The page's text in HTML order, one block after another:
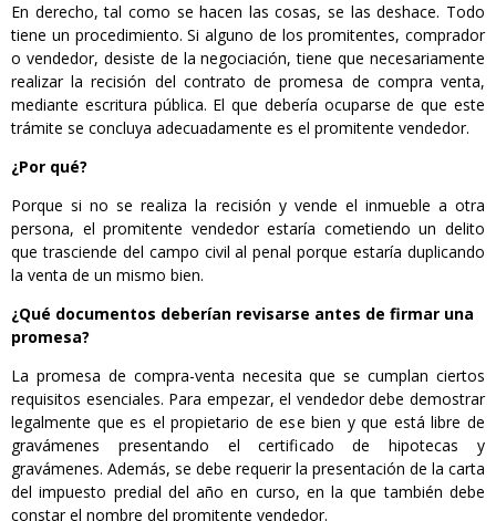
En derecho, tal como se hacen las cosas, se las deshace. Todo
tiene un procedimiento. Si alguno de los promitentes, comprador
o vendedor, desiste de la negociación, tiene que necesariamente
realizar la recisión del contrato de promesa de compra venta,
mediante escritura pública. El que debería ocuparse de que este
trámite se concluya adecuadamente es el promitente vendedor.
¿Por qué?
Porque si no se realiza la recisión y vende el inmueble a otra
persona, el promitente vendedor estaría cometiendo un delito
que trasciende del campo civil al penal porque estaría duplicando
la venta de un mismo bien.
¿Qué documentos deberían revisarse antes de firmar una
promesa?
La promesa de compra-venta necesita que se cumplan ciertos
requisitos esenciales. Para empezar, el vendedor debe demostrar
legalmente que es el propietario de ese bien y que está libre de
gravámenes presentando el certificado de hipotecas y
gravámenes. Además, se debe requerir la presentación de la carta
del impuesto predial del año en curso, en la que también debe
constar el nombre del promitente vendedor.